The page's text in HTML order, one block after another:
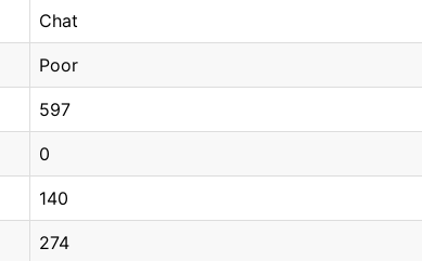
Chat
Poor
597
0
140
274